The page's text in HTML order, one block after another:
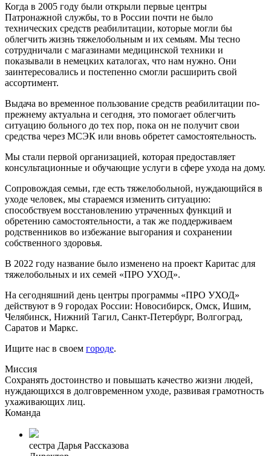
Когда в 2005 году были открыли первые центры
Патронажной службы, то в России почти не было
технических средств реабилитации, которые могли бы
облегчить жизнь тяжелобольным и их семьям. Мы тесно
сотрудничали с магазинами медицинской техники и
показывали в немецких каталогах, что нам нужно. Они
заинтересовались и постепенно смогли расширить свой
ассортимент.
Выдача во временное пользование средств реабилитации по-
прежнему актуальна и сегодня, это помогает облегчить
ситуацию больного до тех пор, пока он не получит свои
средства через МСЭК или вновь обретет самостоятельность.
Мы стали первой организацией, которая предоставляет
консультационные и обучающие услуги в сфере ухода на дому.
Сопровождая семьи, где есть тяжелобольной, нуждающийся в
уходе человек, мы стараемся изменить ситуацию:
способствуем восстановлению утраченных функций и
обретению самостоятельности, а так же поддерживаем
родственников во избежание выгорания и сохранении
собственного здоровья.
В 2022 году название было изменено на проект Каритас для
тяжелобольных и их семей «ПРО УХОД».
На сегодняшний день центры программы «ПРО УХОД»
действуют в 9 городах России: Новосибирск, Омск, Ишим,
Челябинск, Нижний Тагил, Санкт-Петербург, Волгоград,
Саратов и Маркс.
Ищите нас в своем городе.
Миссия
Сохранять достоинство и повышать качество жизни людей,
нуждающихся в долговременном уходе, развивая грамотность
ухаживающих лиц.
Команда
сестра Дарья Рассказова